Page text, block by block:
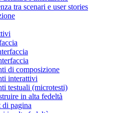
tra scenari e user stories
di composizione
interattivi
testuali (microtesti)
in alta fedeltà
pagina